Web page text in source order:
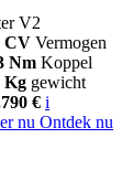
V2
CV Vermogen
Nm Koppel
Kg gewicht
€ i
nu Ontdek nu